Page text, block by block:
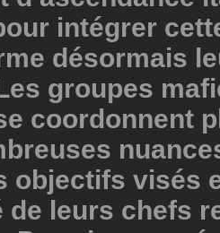
intégrer
désormais
groupes
coordonnent
objectifs visés
de leurs chefs